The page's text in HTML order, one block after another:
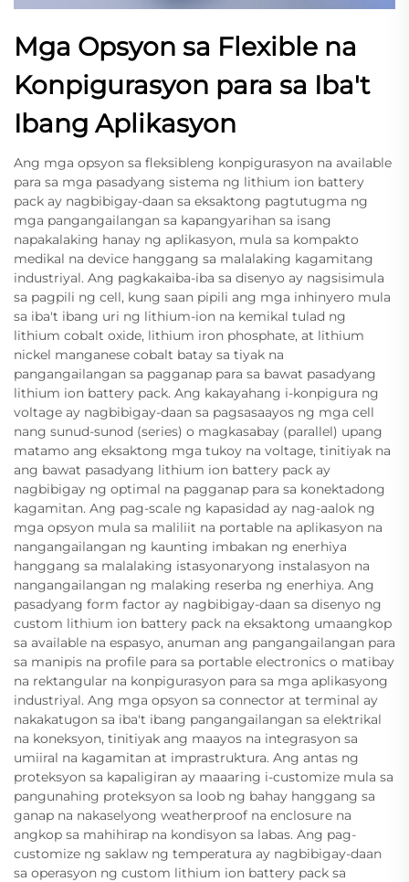
Mga Opsyon sa Flexible na
Konpigurasyon para sa Iba't
Ibang Aplikasyon
Ang mga opsyon sa fleksibleng konpigurasyon na available
para sa mga pasadyang sistema ng lithium ion battery
pack ay nagbibigay-daan sa eksaktong pagtutugma ng
mga pangangailangan sa kapangyarihan sa isang
napakalaking hanay ng aplikasyon, mula sa kompakto
medikal na device hanggang sa malalaking kagamitang
industriyal. Ang pagkakaiba-iba sa disenyo ay nagsisimula
sa pagpili ng cell, kung saan pipili ang mga inhinyero mula
sa iba't ibang uri ng lithium-ion na kemikal tulad ng
lithium cobalt oxide, lithium iron phosphate, at lithium
nickel manganese cobalt batay sa tiyak na
pangangailangan sa pagganap para sa bawat pasadyang
lithium ion battery pack. Ang kakayahang i-konpigura ng
voltage ay nagbibigay-daan sa pagsasaayos ng mga cell
nang sunud-sunod (series) o magkasabay (parallel) upang
matamo ang eksaktong mga tukoy na voltage, tinitiyak na
ang bawat pasadyang lithium ion battery pack ay
nagbibigay ng optimal na pagganap para sa konektadong
kagamitan. Ang pag-scale ng kapasidad ay nag-aalok ng
mga opsyon mula sa maliliit na portable na aplikasyon na
nangangailangan ng kaunting imbakan ng enerhiya
hanggang sa malalaking istasyonaryong instalasyon na
nangangailangan ng malaking reserba ng enerhiya. Ang
pasadyang form factor ay nagbibigay-daan sa disenyo ng
custom lithium ion battery pack na eksaktong umaangkop
sa available na espasyo, anuman ang pangangailangan para
sa manipis na profile para sa portable electronics o matibay
na rektangular na konpigurasyon para sa mga aplikasyong
industriyal. Ang mga opsyon sa connector at terminal ay
nakakatugon sa iba't ibang pangangailangan sa elektrikal
na koneksyon, tinitiyak ang maayos na integrasyon sa
umiiral na kagamitan at imprastruktura. Ang antas ng
proteksyon sa kapaligiran ay maaaring i-customize mula sa
pangunahing proteksyon sa loob ng bahay hanggang sa
ganap na nakaselyong weatherproof na enclosure na
angkop sa mahihirap na kondisyon sa labas. Ang pag-
customize ng saklaw ng temperatura ay nagbibigay-daan
sa operasyon ng custom lithium ion battery pack sa